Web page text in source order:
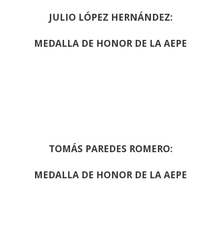
JULIO LÓPEZ HERNÁNDEZ:
MEDALLA DE HONOR DE LA AEPE
TOMÁS PAREDES ROMERO:
MEDALLA DE HONOR DE LA AEPE